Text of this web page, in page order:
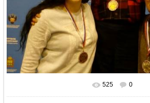
В реальном размере 874x667
525 0